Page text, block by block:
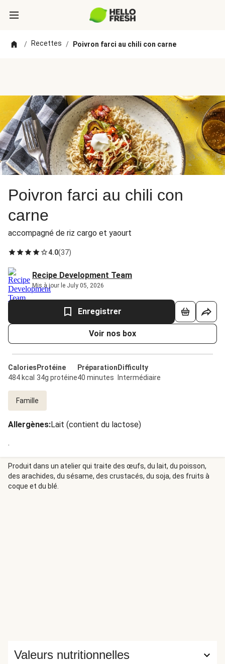
/ Recettes / Poivron farci au chili con carne
Poivron farci au chili con
carne
accompagné de riz cargo et yaourt
4.0(37)
Recipe Development Team
Mis à jour le July 05, 2026
Enregistrer
Voir nos box
Calories
484 kcal
Protéine
34g protéine
Préparation
40 minutes
Difficulty
Intermédiaire
Famille
Allergènes:Lait (contient du lactose)
.
Produit dans un atelier qui traite des œufs, du lait, du poisson,
des arachides, du sésame, des crustacés, du soja, des fruits à
coque et du blé.
Valeurs nutritionnelles